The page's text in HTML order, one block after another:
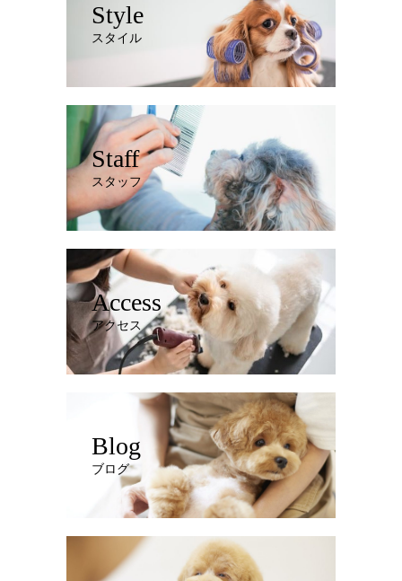
Style
スタイル
Staff
スタッフ
Access
アクセス
Blog
ブログ